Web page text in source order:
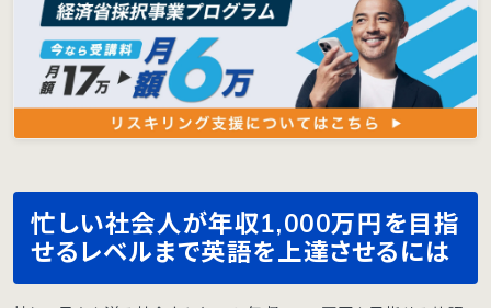
忙しい社会人が年収1,000万円を目指
せるレベルまで英語を上達させるには